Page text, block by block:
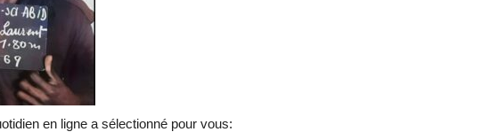
en ligne a sélectionné pour vous: